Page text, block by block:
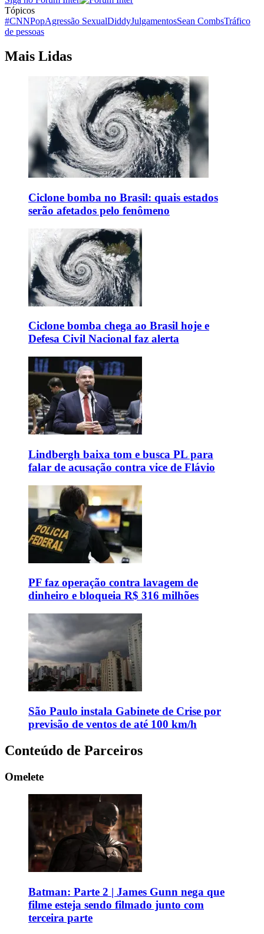
Tópicos
#CNNPopAgressão SexualDiddyJulgamentosSean CombsTráfico
de pessoas
Mais Lidas
Ciclone bomba no Brasil: quais estados
serão afetados pelo fenômeno
Ciclone bomba chega ao Brasil hoje e
Defesa Civil Nacional faz alerta
Lindbergh baixa tom e busca PL para
falar de acusação contra vice de Flávio
PF faz operação contra lavagem de
dinheiro e bloqueia R$ 316 milhões
São Paulo instala Gabinete de Crise por
previsão de ventos de até 100 km/h
Conteúdo de Parceiros
Omelete
Batman: Parte 2 | James Gunn nega que
filme esteja sendo filmado junto com
terceira parte